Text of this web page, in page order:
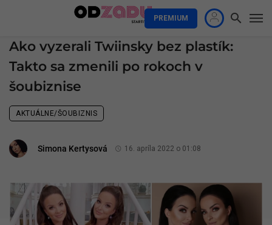
PREMIUM
Ako vyzerali Twiinsky bez plastík:
Takto sa zmenili po rokoch v
šoubiznise
AKTUÁLNE/ŠOUBIZNIS
Simona Kertysová 16. apríla 2022 o 01:08